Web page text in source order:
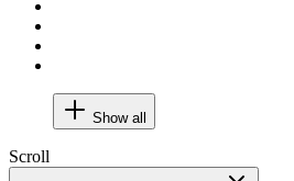
Show all
Scroll